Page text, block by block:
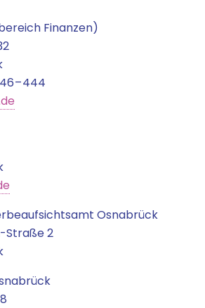
Finanzen)
– 444
Osnabrück
Stra­ße 2